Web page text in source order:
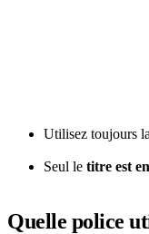
Utilisez toujours la
Seul le titre est
Quelle police